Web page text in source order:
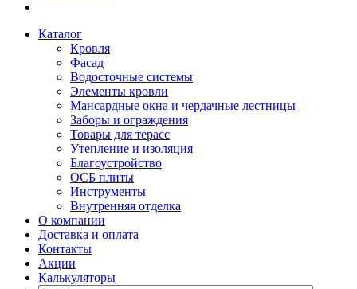
Каталог
Кровля
Фасад
Водосточные системы
Элементы кровли
Мансардные окна и чердачные лестницы
Заборы и ограждения
Товары для терасс
Утепление и изоляция
Благоустройство
ОСБ плиты
Инструменты
Внутренняя отделка
О компании
Доставка и оплата
Контакты
Акции
Калькуляторы